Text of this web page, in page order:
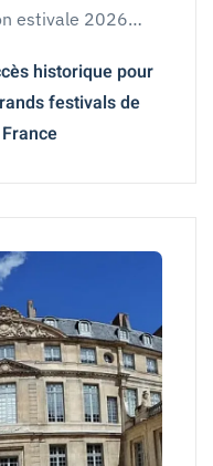
estivale 2026…
historique pour
festivals de